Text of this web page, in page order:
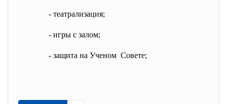
- театрализация;
- игры с залом;
- защита на Ученом Совете;